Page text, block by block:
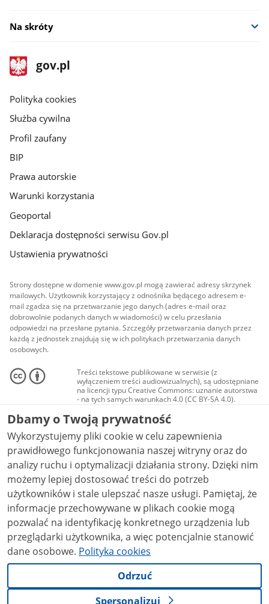
Na skróty
stopka
gov.pl
Strona
gov.pl
gov.pl
Polityka cookies
Służba cywilna
Profil zaufany
BIP
Prawa autorskie
Warunki korzystania
Geoportal
Deklaracja dostępności serwisu Gov.pl
Ustawienia prywatności
Strony dostępne w domenie www.gov.pl mogą zawierać adresy skrzynek
mailowych. Użytkownik korzystający z odnośnika będącego adresem e-
mail zgadza się na przetwarzanie jego danych (adres e-mail oraz
dobrowolnie podanych danych w wiadomości) w celu przesłania
odpowiedzi na przesłane pytania. Szczegóły przetwarzania danych przez
każdą z jednostek znajdują się w ich politykach przetwarzania danych
osobowych.
Treści tekstowe publikowane w serwisie (z
wyłączeniem treści audiowizualnych), są udostępniane
na licencji typu Creative Commons: uznanie autorstwa
- na tych samych warunkach 4.0 (CC BY-SA 4.0).
Materiały audiowizualne, w tym zdjęcia, materiały
audio i wideo, są udostępniane na licencji typu
Creative Commons: uznanie autorstwa użycie
niekomercyjne - bez utworów zależnych 4.0 (CC BY-
NC-ND 4.0), o ile nie jest to stwierdzone inaczej.
Dbamy o Twoją prywatność
Wykorzystujemy pliki cookie w celu zapewnienia
prawidłowego funkcjonowania naszej witryny oraz do
analizy ruchu i optymalizacji działania strony. Dzięki nim
możemy lepiej dostosować treści do potrzeb
użytkowników i stale ulepszać nasze usługi. Pamiętaj, że
informacje przechowywane w plikach cookie mogą
pozwalać na identyfikację konkretnego urządzenia lub
przeglądarki użytkownika, a więc potencjalnie stanowić
dane osobowe. Polityka cookies
Odrzuć
Spersonalizuj